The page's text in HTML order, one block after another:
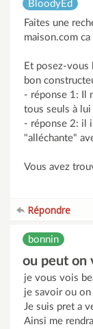
BloodyEd
Faites une
maison.com
Et posez-vous
bon
- réponse 1: Il
tous seuls à
- réponse 2: il
"alléchante"
Vous avez
Répondre
bonnin
ou peut on
je vous vois
je savoir ou
Je suis pret a
Ainsi me